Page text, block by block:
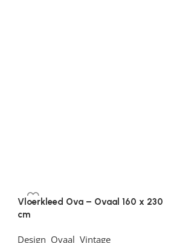
Vloerkleed Ova – Ovaal 160 x 230
cm
Design Ovaal Vintage